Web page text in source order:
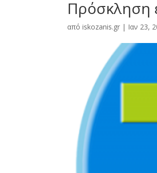
Πρόσκληση
απόiskozanis.gr | Ιαν 23,